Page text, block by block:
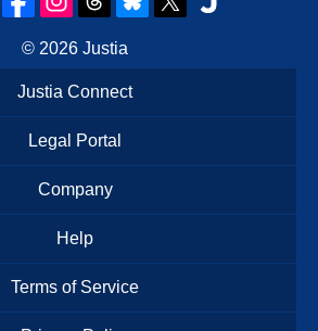
© 2026 Justia
Justia Connect
Legal Portal
Company
Help
Terms of Service